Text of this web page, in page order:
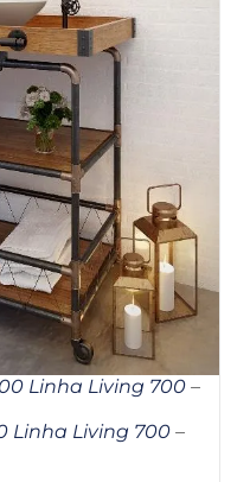
Linha Living 700 –
Linha Living 700 –